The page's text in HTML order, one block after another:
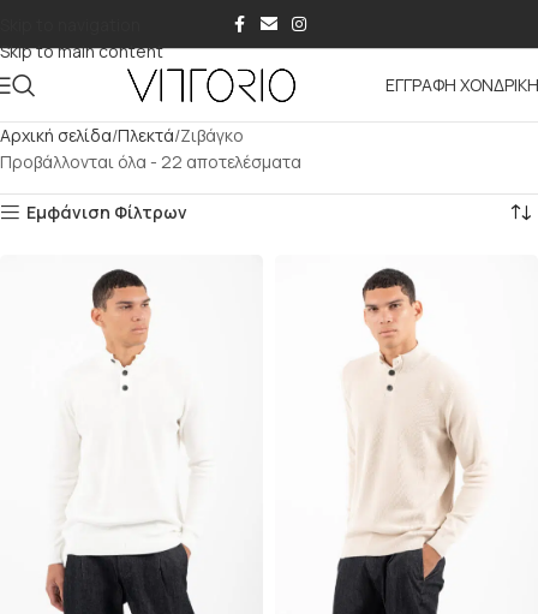
Skip to main content
ΕΓΓΡΑΦΗ
Αρχική σελίδα Πλεκτά Ζιβάγκο
Προβάλλονται όλα - 22 αποτελέσματα
Εμφάνιση Φίλτρων